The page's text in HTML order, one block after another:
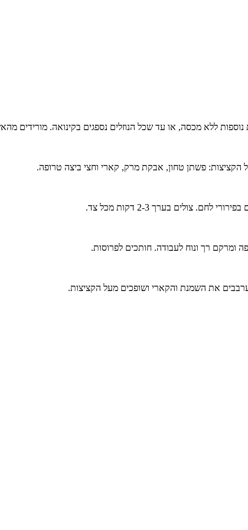
ללא מכסה, או עד שכל הנוזלים נספגים בקינואה. מורידים
הקציצות: פשתן טחון, אבקת מרק, קארי וחצי ביצה טרופה.
צולים בערך 2-3 דקות מכל צד.
ומרקם רך ונוח לעבודה. חותכים לפרוסות.
את השמנת והקארי ושופכים מעל הקציצות.